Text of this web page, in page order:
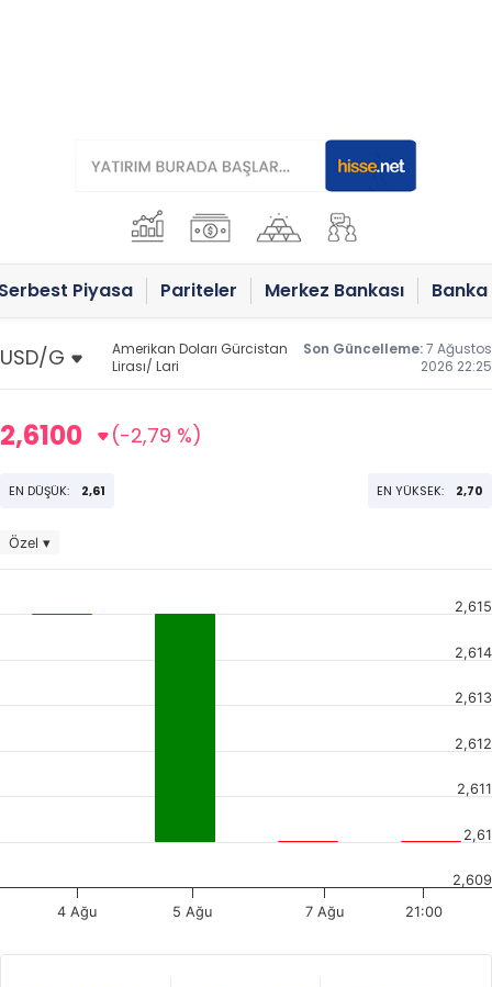
Piyasa Pariteler Merkez Bankası
Amerikan Doları Gürcistan
Lirası/ Lari
Son Güncelleme:7 Ağustos
2026 22:25
2,6100 (-2,79 %)
EN DÜŞÜK: 2,61 EN YÜKSEK: 2,70
Özel ▾
4 Ağu 5 Ağu 7 Ağu 21:00
2,609
2,61
2,611
2,612
2,613
2,614
2,615